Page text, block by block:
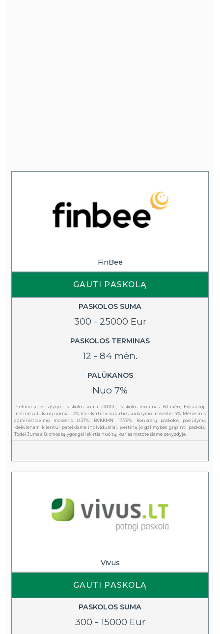
FinBee
GAUTI PASKOLĄ
PASKOLOS SUMA
300 - 25000 Eur
PASKOLOS TERMINAS
12 - 84 mėn.
PALŪKANOS
Nuo 7%
Preliminarios sąlygos: Paskolos suma: 10000€; Paskolos terminas: 60 mėn; Fiksuotoji
metinė palūkanų norma: 10%; Vienkartinis sutarties sudarymo mokestis: 4%; Mėnesinis
administravimo mokestis: 0.37%; BVKKMN: 17.76%. Konkretų paskolos pasiūlymą
kiekvienam klientui pateikiame individualiai, įvertinę jo galimybes grąžinti paskolą.
Todėl Jums siūlomos sąlygos gali skirtis nuo tų, kurias matote šiame pavyzdyje.
Vivus
GAUTI PASKOLĄ
PASKOLOS SUMA
300 - 15000 Eur